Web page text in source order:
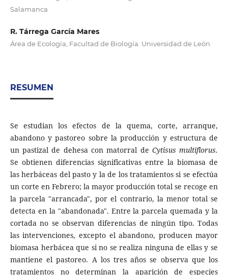
Salamanca
R. Tárrega García Mares
Área de Ecología, Facultad de Biología. Universidad de León
RESUMEN
Se estudian los efectos de la quema, corte, arranque,
abandono y pastoreo sobre la producción y estructura de
un pastizal de dehesa con matorral de Cytisus multiflorus.
Se obtienen diferencias significativas entre la biomasa de
las herbáceas del pasto y la de los tratamientos si se efectúa
un corte en Febrero; la mayor producción total se recoge en
la parcela "arrancada", por el contrario, la menor total se
detecta en la "abandonada". Entre la parcela quemada y la
cortada no se observan diferencias de ningún tipo. Todas
las intervenciones, excepto el abandono, producen mayor
biomasa herbácea que si no se realiza ninguna de ellas y se
mantiene el pastoreo. A los tres años se observa que los
tratamientos no determinan la aparición de especies